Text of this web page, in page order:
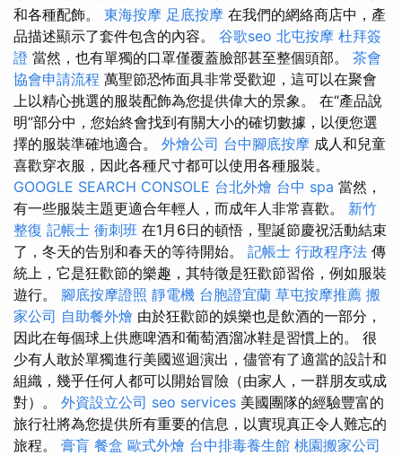
和各種配飾。 東海按摩 足底按摩 在我們的網絡商店中，產
品描述顯示了套件包含的內容。 谷歌seo 北屯按摩 杜拜簽
證 當然，也有單獨的口罩僅覆蓋臉部甚至整個頭部。 茶會
協會申請流程 萬聖節恐怖面具非常受歡迎，這可以在聚會
上以精心挑選的服裝配飾為您提供偉大的景象。 在“產品說
明”部分中，您始終會找到有關大小的確切數據，以便您選
擇的服裝準確地適合。 外燴公司 台中腳底按摩 成人和兒童
喜歡穿衣服，因此各種尺寸都可以使用各種服裝。
GOOGLE SEARCH CONSOLE 台北外燴 台中 spa 當然，
有一些服裝主題更適合年輕人，而成年人非常喜歡。 新竹
整復 記帳士 衝刺班 在1月6日的頓悟，聖誕節慶祝活動結束
了，冬天的告別和春天的等待開始。 記帳士 行政程序法 傳
統上，它是狂歡節的樂趣，其特徵是狂歡節習俗，例如服裝
遊行。 腳底按摩證照 靜電機 台胞證宜蘭 草屯按摩推薦 搬
家公司 自助餐外燴 由於狂歡節的娛樂也是飲酒的一部分，
因此在每個球上供應啤酒和葡萄酒溜冰鞋是習慣上的。 很
少有人敢於單獨進行美國巡迴演出，儘管有了適當的設計和
組織，幾乎任何人都可以開始冒險（由家人，一群朋友或成
對）。 外資設立公司 seo services 美國團隊的經驗豐富的
旅行社將為您提供所有重要的信息，以實現真正令人難忘的
旅程。 膏肓 餐盒 歐式外燴 台中排毒養生館 桃園搬家公司